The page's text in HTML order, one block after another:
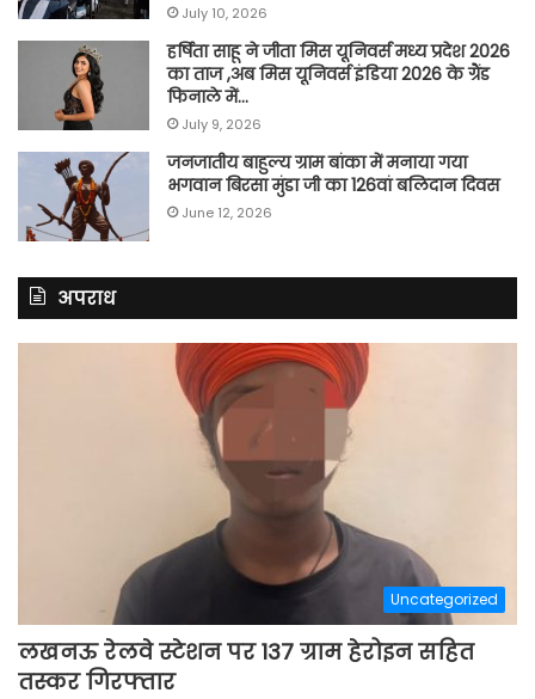
July 10, 2026
हर्षिता साहू ने जीता मिस यूनिवर्स मध्य प्रदेश 2026
का ताज ,अब मिस यूनिवर्स इंडिया 2026 के ग्रैंड
फिनाले में…
July 9, 2026
जनजातीय बाहुल्य ग्राम बांका में मनाया गया
भगवान बिरसा मुंडा जी का 126वां बलिदान दिवस
June 12, 2026
अपराध
Uncategorized
लखनऊ रेलवे स्टेशन पर 137 ग्राम हेरोइन सहित
तस्कर गिरफ्तार